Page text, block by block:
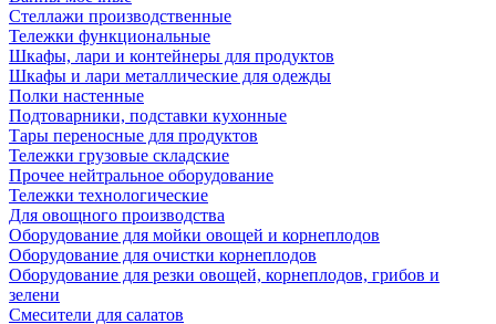
Стеллажи производственные
Тележки функциональные
Шкафы, лари и контейнеры для продуктов
Шкафы и лари металлические для одежды
Полки настенные
Подтоварники, подставки кухонные
Тары переносные для продуктов
Тележки грузовые складские
Прочее нейтральное оборудование
Тележки технологические
Для овощного производства
Оборудование для мойки овощей и корнеплодов
Оборудование для очистки корнеплодов
Оборудование для резки овощей, корнеплодов, грибов и
зелени
Смесители для салатов